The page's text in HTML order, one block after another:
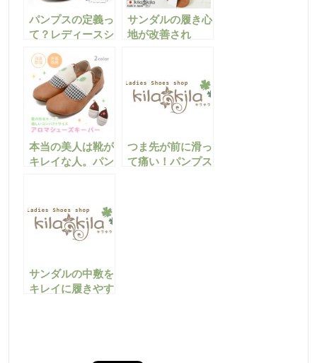
パンプスの定義っ
て？レディースシ
称をまとてみた
サンダルの履き心
地が改善され
滑り止めで歩きや
すく可愛い足元に
本当の美人は靴が
キレイな人。パン
つま先が前に滑っ
て痛い！パンプス
サンダルの中敷を
キレイに履きやす